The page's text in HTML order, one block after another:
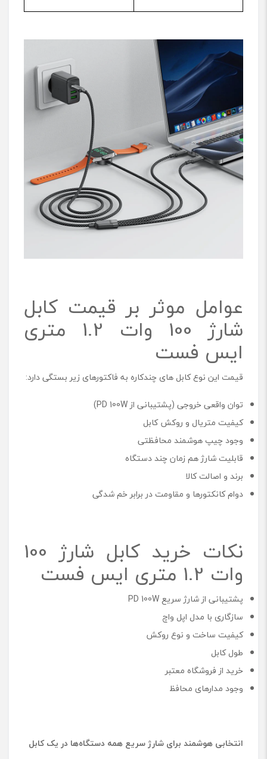
عوامل موثر بر قیمت کابل
شارژ 100 وات 1.2 متری
ایس فست
قیمت این نوع کابل های چندکاره به فاکتورهای زیر بستگی دارد:
توان واقعی خروجی (پشتیبانی از PD 100W)
کیفیت متریال و روکش کابل
وجود چیپ هوشمند محافظتی
قابلیت شارژ هم زمان چند دستگاه
برند و اصالت کالا
دوام کانکتورها و مقاومت در برابر خم شدگی
نکات خرید کابل شارژ 100
وات 1.2 متری ایس فست
پشتیبانی از شارژ سریع PD 100W
سازگاری با مدل اپل واچ
کیفیت ساخت و نوع روکش
طول کابل
خرید از فروشگاه معتبر
وجود مدارهای محافظ
انتخابی هوشمند برای شارژ سریع همه دستگاه‌ها در یک کابل